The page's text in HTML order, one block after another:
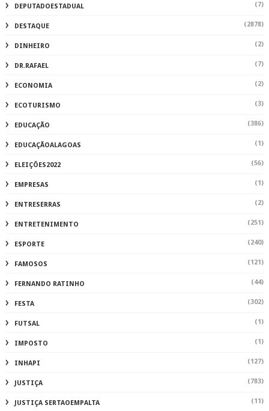
DEPUTADOESTADUAL (7)
DESTAQUE (2878)
DINHEIRO (2)
DR.RAFAEL (7)
ECONOMIA (2)
ECOTURISMO (3)
EDUCAÇÃO (386)
EDUCAÇÃOALAGOAS (1)
ELEIÇÕES2022 (56)
EMPRESAS (1)
ENTRESERRAS (2)
ENTRETENIMENTO (251)
ESPORTE (240)
FAMOSOS (121)
FERNANDO RATINHO (44)
FESTA (302)
FUTSAL (1)
IMPOSTO (1)
INHAPI (127)
JUSTIÇA (783)
JUSTIÇA SERTAOEMPALTA (11)